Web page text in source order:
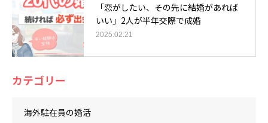
「恋がしたい、その先に結婚があれば
いい」2人が半年交際で成婚
2025.02.21
カテゴリー
海外駐在員の婚活